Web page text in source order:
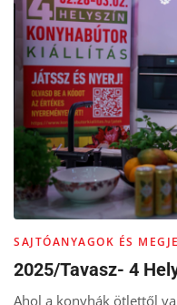
SAJTÓANYAGOK ÉS
2025/Tavasz- 4
Ahol a konyhák ötlettől